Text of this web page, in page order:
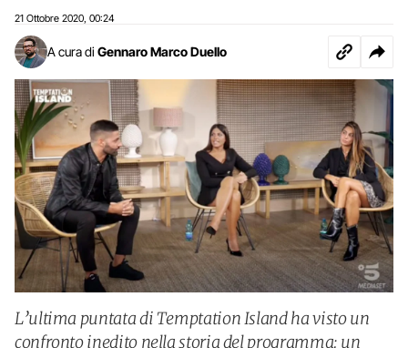
21 Ottobre 2020 00:24
A cura di Gennaro Marco Duello
L’ultima puntata di Temptation Island ha visto un
confronto inedito nella storia del programma: un